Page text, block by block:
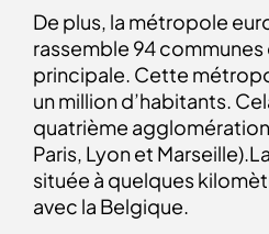
De plus, la métropole
rassemble 94 communes
principale. Cette
un million d’habitants.
quatrième
Paris, Lyon et
située à quelques
avec la Belgique.